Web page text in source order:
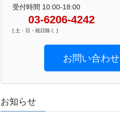
受付時間 10:00-18:00
03-6206-4242
[ 土・日・祝日除く ]
お問い合わせ
お知らせ